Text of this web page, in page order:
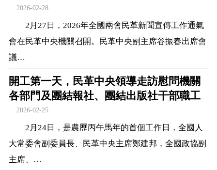
2026-02-28
2月27日，2026年全國兩會民革新聞宣傳工作通氣
會在民革中央機關召開。民革中央副主席谷振春出席會
議…
開工第一天，民革中央領導走訪慰問機關
各部門及團結報社、團結出版社干部職工
2026-02-25
2月24日，是農歷丙午馬年的首個工作日，全國人
大常委會副委員長、民革中央主席鄭建邦，全國政協副
主席、…